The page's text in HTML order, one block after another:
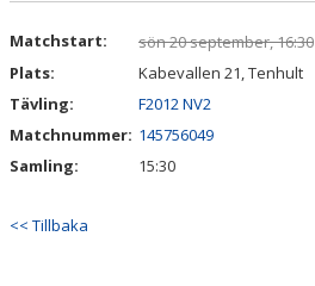
KONTAKT
Matchstart: sön 20 september, 16:30
Plats:
Kabevallen 21, Tenhult
Tävling:
F2012 NV2
Matchnummer: 145756049
Samling:
15:30
<< Tillbaka